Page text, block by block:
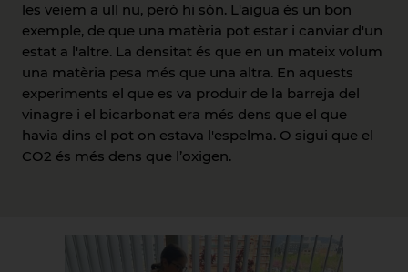
les veiem a ull nu, però hi són. L'aigua és un bon
exemple, de que una matèria pot estar i canviar d'un
estat a l'altre. La densitat és que en un mateix volum
una matèria pesa més que una altra. En aquests
experiments el que es va produir de la barreja del
vinagre i el bicarbonat era més dens que el que
havia dins el pot on estava l'espelma. O sigui que el
CO2 és més dens que l’oxigen.